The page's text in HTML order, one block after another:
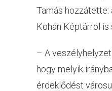
Tamás hozzátette:
Kohán Képtárról is
– A
hogy melyik
érdeklődést